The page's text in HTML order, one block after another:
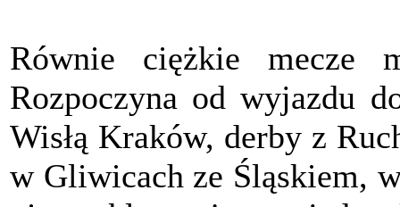
Równie ciężkie mecze
Rozpoczyna od wyjazdu
Wisłą Kraków, derby z
w Gliwicach ze Śląskiem,